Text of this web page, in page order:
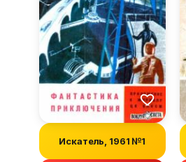
Искатель, 1961 №1